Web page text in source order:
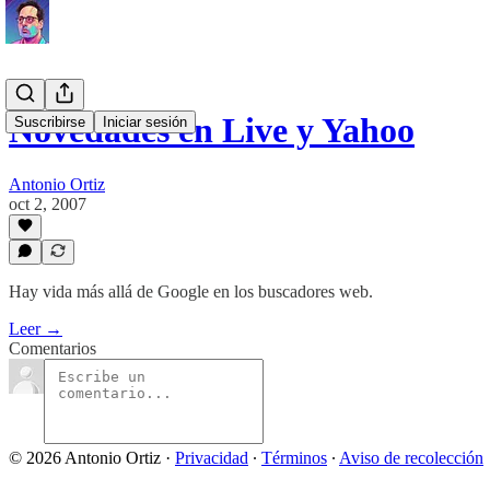
Suscribirse Iniciar sesión
Novedades en Live y Yahoo
Antonio Ortiz
oct 2, 2007
Hay vida más allá de Google en los buscadores web.
Leer →
Comentarios
© 2026 Antonio Ortiz · Privacidad ∙ Términos ∙ Aviso de recolección